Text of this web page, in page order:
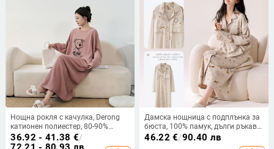
Нощна рокля с качулка, Derong
катионен полиестер, 80-90%
полиестер, 251-300 г/м², дълги
ръкави, дълга пола
36.92 - 41.38 €/
Дамска нощница с подплънка за
бюста, 100% памук, дълги ръкави,
свободна кройка, средна
дължина, яка с лацкан, мил
46.22 €/90.40 лв